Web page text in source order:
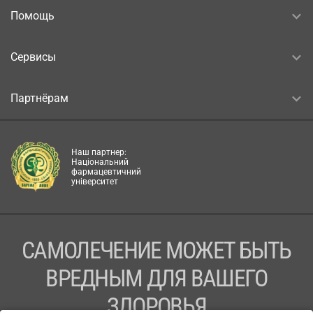
Помощь
Сервисы
Партнёрам
Наш партнер:
Національний
фармацевтичний
університет
САМОЛЕЧЕНИЕ МОЖЕТ БЫТЬ
ВРЕДНЫМ ДЛЯ ВАШЕГО
ЗДОРОВЬЯ